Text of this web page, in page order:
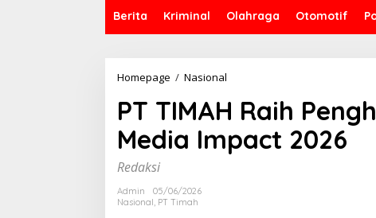
Berita Kriminal Olahraga Otomotif
Homepage / Nasional
Raih
Penghargaan
Best
Corporate
PT TIMAH Raih
Media Impact 2026
Redaksi
Admin
05/06/2026
Nasional, PT Timah